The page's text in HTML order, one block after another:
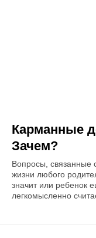
Карманные
Зачем?
Вопросы, связанные
жизни любого
значит или ребенок
легкомысленно